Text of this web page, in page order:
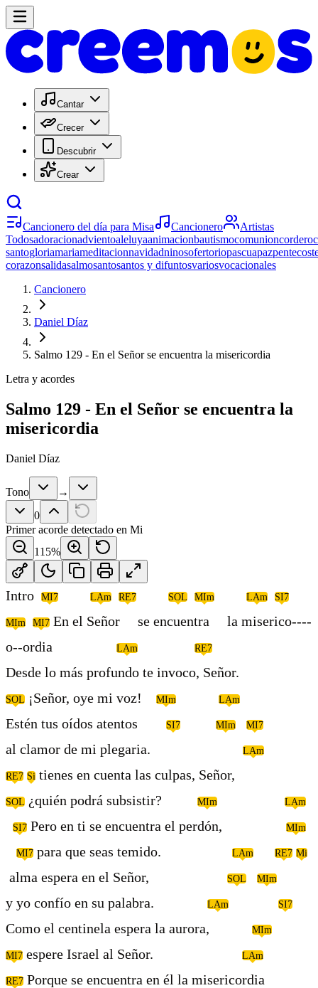
Cantar
Crecer
Descubrir
Crear
Cancionero del día para Misa Cancionero
Artistas
Todosadoracionadvientoaleluyaanimacionbautismocomunioncordero
santogloriamariameditacionnavidadninosofertoriopascuapaz
corazonsalidasalmosantosantos y difuntosvariosvocacionales
Cancionero
Daniel Díaz
Salmo 129 - En el Señor se encuentra la misericordia
Letra y acordes
Salmo 129 - En el Señor se encuentra la
misericordia
Daniel Díaz
Tono
→
0
Primer acorde detectado en Mi
115%
Intro MI7 LAm RE7 SOL MIm LAm SI7
MIm MI7 En el Señor se encuentra la miserico----
o--ordia
LAm RE7
Desde lo más profundo te invoco, Señor.
SOL ¡Señor, oye mi voz! MIm LAm
Estén tus oídos atentos SI7 MIm MI7
al clamor de mi plegaria. LAm
RE7 Si tienes en cuenta las culpas, Señor,
SOL ¿quién podrá subsistir? MIm LAm
SI7 Pero en ti se encuentra el perdón, MIm
MI7 para que seas temido. LAm RE7 Mi
alma espera en el Señor, SOL MIm
y yo confío en su palabra. LAm SI7
Como el centinela espera la aurora, MIm
MI7 espere Israel al Señor. LAm
RE7 Porque se encuentra en él la misericordia